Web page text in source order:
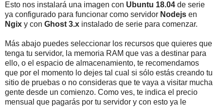
Esto nos instalará una imagen con Ubuntu 18.04 de serie
ya configurado para funcionar como servidor Nodejs en
Ngix y con Ghost 3.x instalado de serie para comenzar.
Más abajo puedes seleccionar los recursos que quieres que
tenga tu servidor, la memoria RAM que vas a destinar para
ello, o el espacio de almacenamiento, te recomendamos
que por el momento lo dejes tal cual si sólo estás creando tu
sitio de pruebas o no consideras que te vaya a visitar mucha
gente desde un comienzo. Como ves, te indica el precio
mensual que pagarás por tu servidor y con esto ya le